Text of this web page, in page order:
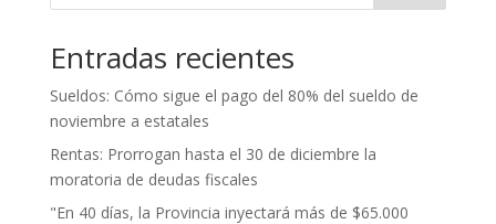
Entradas recientes
Sueldos: Cómo sigue el pago del 80% del sueldo de
noviembre a estatales
Rentas: Prorrogan hasta el 30 de diciembre la
moratoria de deudas fiscales
"En 40 días, la Provincia inyectará más de $65.000